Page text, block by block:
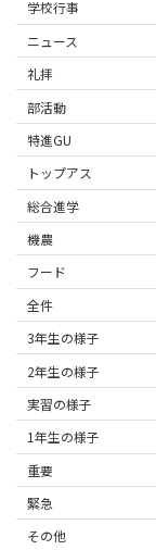
学校行事
ニュース
礼拝
部活動
特進GU
トップアス
総合進学
機農
フード
全件
3年生の様子
2年生の様子
実習の様子
1年生の様子
重要
緊急
その他